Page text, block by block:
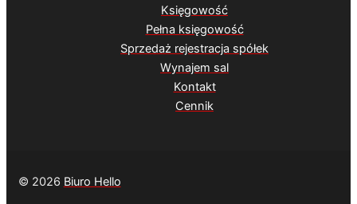
Księgowość
Pełna księgowość
Sprzedaż rejestracja spółek
Wynajem sal
Kontakt
Cennik
© 2026 Biuro Hello